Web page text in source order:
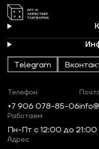
Telegram
Телефон
+7 906 078-85-06
Работаем
Пн-Пт c 12:00 до 21:00
Адрес